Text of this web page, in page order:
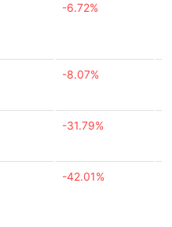
-6.72%
-8.07%
-31.79%
-42.01%